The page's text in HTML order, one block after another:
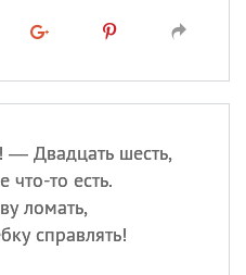
— Двадцать шесть,
что-то есть.
ломать,
справлять!